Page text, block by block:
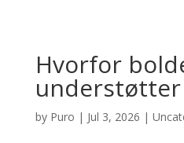
Hvorfor
by Puro | Jul 3, 2026 |